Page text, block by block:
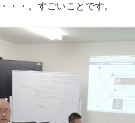
・・。すごいことです。